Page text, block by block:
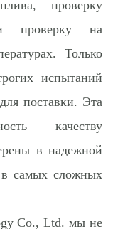
проверку
проверку на
Только
испытаний
поставки. Эта
качеству
в надежной
в самых сложных
Co., Ltd. мы не